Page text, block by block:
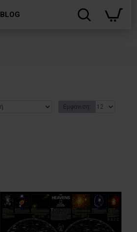
BLOG
Εμφάνιση: